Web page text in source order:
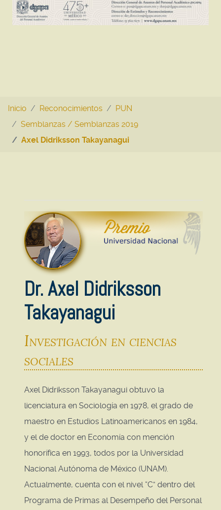
Inicio Reconocimientos
PUN
Semblanzas / Semblanzas 2019
Axel Didriksson Takayanagui
Dr. Axel Didriksson
Takayanagui
Investigación en ciencias
sociales
Axel Didriksson Takayanagui obtuvo la
licenciatura en Sociología en 1978, el grado de
maestro en Estudios Latinoamericanos en 1984,
y el de doctor en Economía con mención
honorífica en 1993, todos por la Universidad
Nacional Autónoma de México (UNAM).
Actualmente, cuenta con el nivel “C” dentro del
Programa de Primas al Desempeño del Personal